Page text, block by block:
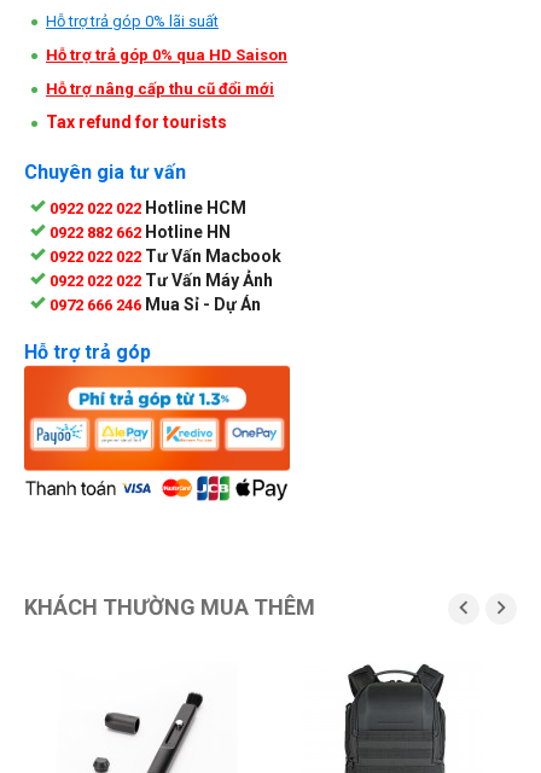
Hỗ trợ trả góp 0% lãi suất
Hỗ trợ trả góp 0% qua HD Saison
Hỗ trợ nâng cấp thu cũ đổi mới
Tax refund for tourists
Chuyên gia tư vấn
0922 022 022 Hotline HCM
0922 882 662 Hotline HN
0922 022 022 Tư Vấn Macbook
0922 022 022 Tư Vấn Máy Ảnh
0972 666 246 Mua Sỉ - Dự Án
Hỗ trợ trả góp
KHÁCH THƯỜNG MUA THÊM  